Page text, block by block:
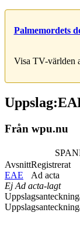
Palmemordets
Visa TV-världen
Från wpu.nu
Avsnitt
EAE
Registrerat
Ad acta
Ej Ad acta-lagt